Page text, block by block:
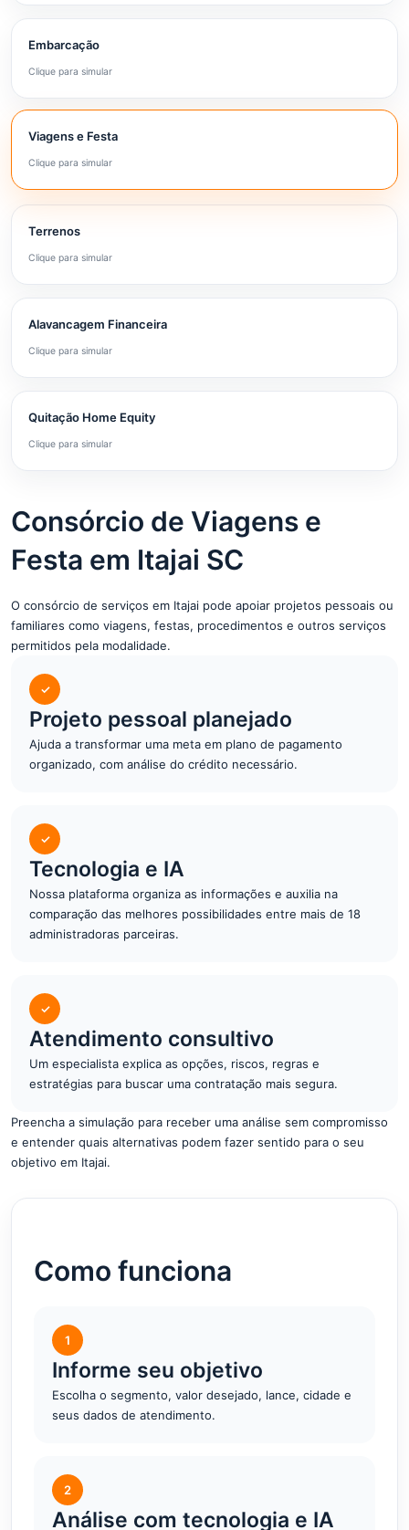
Embarcação
Clique para simular
Viagens e Festa
Clique para simular
Terrenos
Clique para simular
Alavancagem Financeira
Clique para simular
Quitação Home Equity
Clique para simular
Consórcio de Viagens e
Festa em Itajai SC
O consórcio de serviços em Itajai pode apoiar projetos pessoais ou
familiares como viagens, festas, procedimentos e outros serviços
permitidos pela modalidade.
✓
Projeto pessoal planejado
Ajuda a transformar uma meta em plano de pagamento
organizado, com análise do crédito necessário.
✓
Tecnologia e IA
Nossa plataforma organiza as informações e auxilia na
comparação das melhores possibilidades entre mais de 18
administradoras parceiras.
✓
Atendimento consultivo
Um especialista explica as opções, riscos, regras e
estratégias para buscar uma contratação mais segura.
Preencha a simulação para receber uma análise sem compromisso
e entender quais alternativas podem fazer sentido para o seu
objetivo em Itajai.
Como funciona
1
Informe seu objetivo
Escolha o segmento, valor desejado, lance, cidade e
seus dados de atendimento.
2
Análise com tecnologia e IA